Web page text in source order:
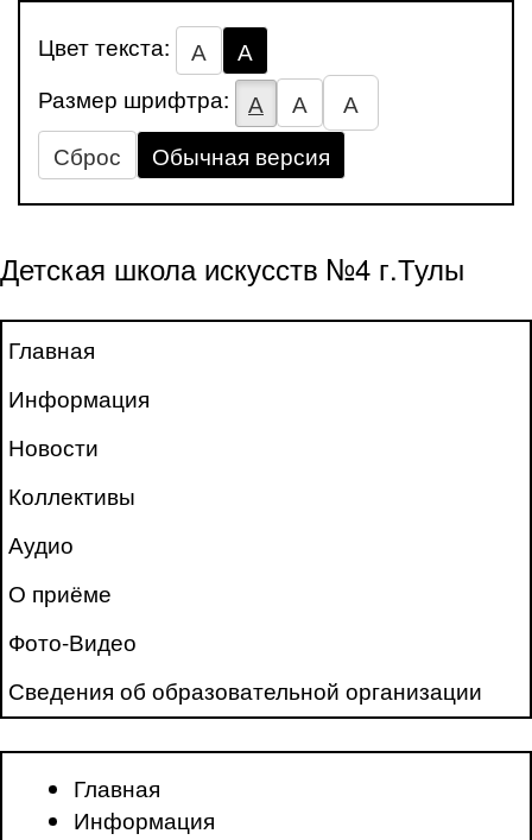
Цвет текста: А
А
Размер шрифтра:
А А
А
Сброс
Обычная версия
Детская школа искусств №4 г.Тулы
Главная
Информация
Новости
Коллективы
Аудио
О приёме
Фото-Видео
Сведения об образовательной организации
Главная
Информация